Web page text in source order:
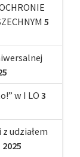
5
w I LO 3
udziałem